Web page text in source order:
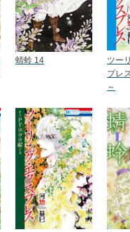
蜻蛉 14
ツー
プレ
～